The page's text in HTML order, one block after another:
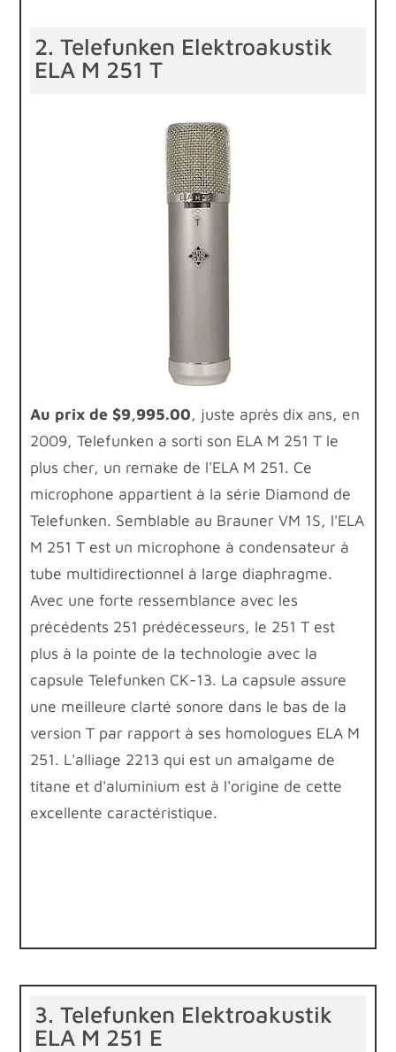
2. Telefunken Elektroakustik
ELA M 251 T
Au prix de $9,995.00, juste après dix ans, en
2009, Telefunken a sorti son ELA M 251 T le
plus cher, un remake de l'ELA M 251. Ce
microphone appartient à la série Diamond de
Telefunken. Semblable au Brauner VM 1S, l'ELA
M 251 T est un microphone à condensateur à
tube multidirectionnel à large diaphragme.
Avec une forte ressemblance avec les
précédents 251 prédécesseurs, le 251 T est
plus à la pointe de la technologie avec la
capsule Telefunken CK-13. La capsule assure
une meilleure clarté sonore dans le bas de la
version T par rapport à ses homologues ELA M
251. L'alliage 2213 qui est un amalgame de
titane et d'aluminium est à l'origine de cette
excellente caractéristique.
3. Telefunken Elektroakustik
ELA M 251 E